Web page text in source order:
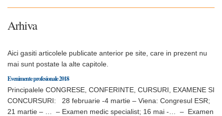
Arhiva
Aici gasiti articolele publicate anterior pe site, care in prezent nu
mai sunt postate la alte capitole.
Evenimente profesionale 2018
Principalele CONGRESE, CONFERINTE, CURSURI, EXAMENE SI
CONCURSURI: 28 februarie -4 martie – Viena: Congresul ESR;
21 martie – … – Examen medic specialist; 16 mai -… – Examen